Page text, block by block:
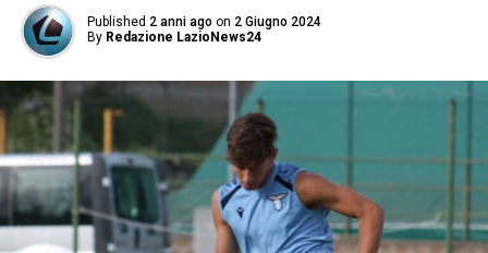
Published 2 anni ago on 2 Giugno 2024
By Redazione LazioNews24